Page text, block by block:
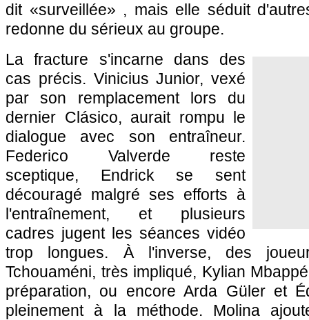
dit «surveillée» , mais elle séduit
redonne du sérieux au groupe.
La fracture s'incarne dans des
cas précis. Vinicius Junior, vexé
par son remplacement lors du
dernier Clásico, aurait rompu le
dialogue avec son entraîneur.
Federico Valverde reste
sceptique, Endrick se sent
découragé malgré ses efforts à
l'entraînement, et plusieurs
cadres jugent les séances vidéo
trop longues. À l'inverse, des
Tchouaméni, très impliqué, Kylian
préparation, ou encore Arda Güler et
pleinement à la méthode. Molina